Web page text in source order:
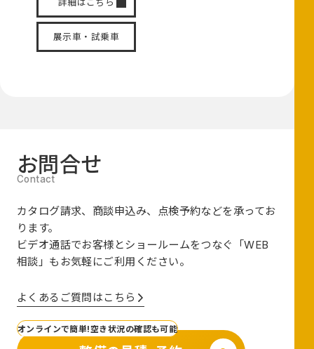
詳細はこちら
展示車・試乗車
お問合せ
カタログ請求、商談申込み、点検予約などを承ってお
ります。
ビデオ通話でお客様とショールームをつなぐ
「WEB
相談」も お気軽にご利用ください。
よくあるご質問はこちら
オンラインで簡単!空き状況の確認も可能